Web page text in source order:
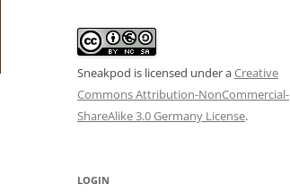
Sneakpod is licensed under aCreative
Commons Attribution-NonCommercial-
ShareAlike 3.0 Germany License.
LOGIN